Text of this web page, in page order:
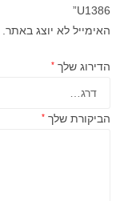
U1386”
האימייל לא יוצג באתר.
הדירוג שלך*
הביקורת שלך*